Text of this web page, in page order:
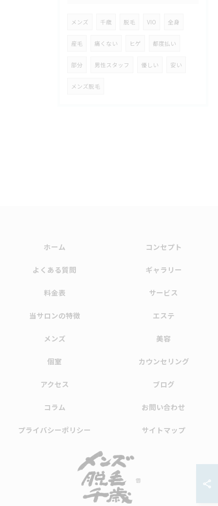
メンズ 千歳 脱毛 VIO 全身
産毛 痛くない ヒゲ 都度払い
部分 男性スタッフ 優しい 安い
メンズ脱毛
ホーム コンセプト
よくある質問 ギャラリー
料金表 サービス
当サロンの特徴 エステ
メンズ 美容
個室 カウンセリング
アクセス ブログ
コラム お問い合わせ
プライバシーポリシー サイトマップ